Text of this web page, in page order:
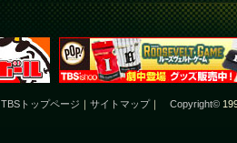
TBSトップページ ｜ サイトマップ｜ Copyright©